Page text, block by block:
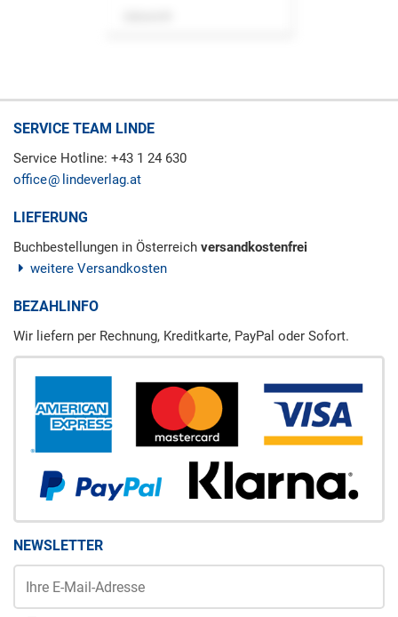
SERVICE TEAM LINDE
Service Hotline: +43 1 24 630
office
lindeverlag.at
LIEFERUNG
Buchbestellungen in Österreich versandkostenfrei
weitere Versandkosten
BEZAHLINFO
Wir liefern per Rechnung, Kreditkarte, PayPal oder Sofort.
NEWSLETTER